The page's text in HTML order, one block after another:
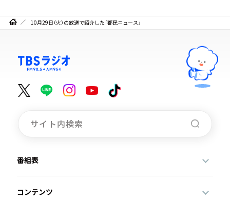
10月29日（火）の放送で紹介した「都民ニュース」
番組表
コンテンツ